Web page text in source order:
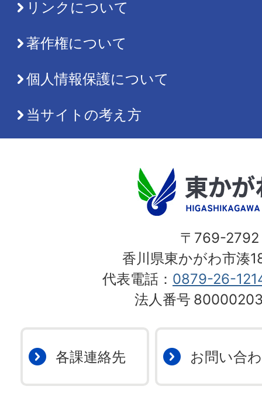
リンクについて
著作権について
個人情報保護について
当サイトの考え方
〒769-2792
香川県東かがわ市湊
代表電話： 0879-26-
法人番号
各課連絡先 お問い合